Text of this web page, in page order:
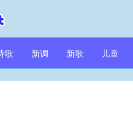
歌 新调 新歌 儿童